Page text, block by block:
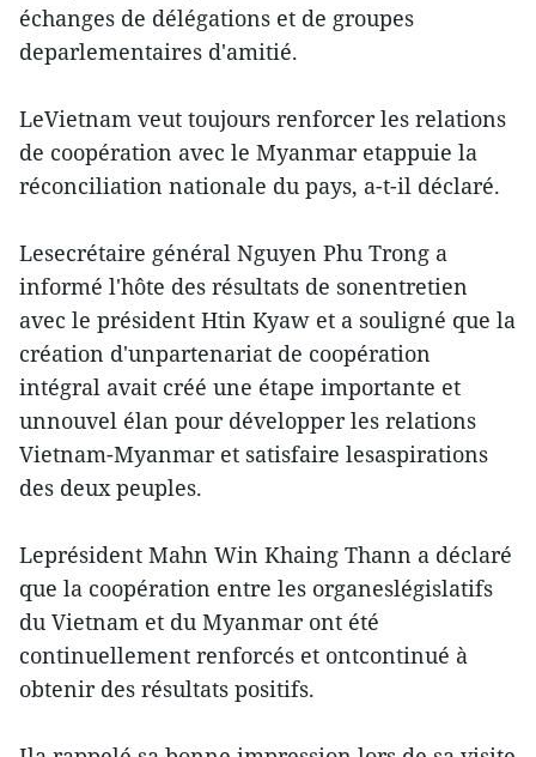
échanges de délégations et de groupes
deparlementaires d'amitié.
LeVietnam veut toujours renforcer les relations
de coopération avec le Myanmar etappuie la
réconciliation nationale du pays, a-t-il déclaré.
Lesecrétaire général Nguyen Phu Trong a
informé l'hôte des résultats de sonentretien
avec le président Htin Kyaw et a souligné que la
création d'unpartenariat de coopération
intégral avait créé une étape importante et
unnouvel élan pour développer les relations
Vietnam-Myanmar et satisfaire lesaspirations
des deux peuples.
Leprésident Mahn Win Khaing Thann a déclaré
que la coopération entre les organeslégislatifs
du Vietnam et du Myanmar ont été
continuellement renforcés et ontcontinué à
obtenir des résultats positifs.